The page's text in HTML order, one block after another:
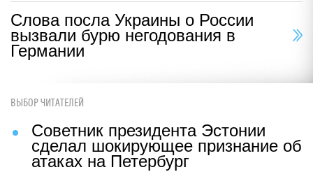
Слова посла Украины о России
вызвали бурю негодования в
Германии
ВЫБОР ЧИТАТЕЛЕЙ
Советник президента Эстонии
сделал шокирующее признание об
атаках на Петербург